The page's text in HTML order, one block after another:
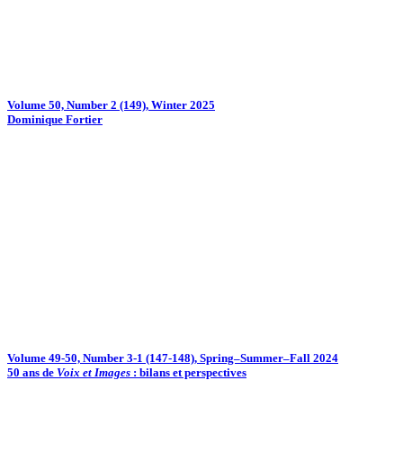
Volume 50, Number 2 (149), Winter 2025
Dominique Fortier
Volume 49-50, Number 3-1 (147-148), Spring–Summer–Fall 2024
50 ans de Voix et Images : bilans et perspectives